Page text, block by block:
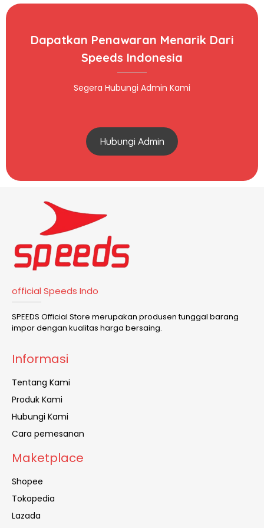
Dapatkan Penawaran Menarik Dari
Speeds Indonesia
Segera Hubungi Admin Kami
Hubungi Admin
official Speeds Indo
SPEEDS Official Store merupakan produsen tunggal barang
impor dengan kualitas harga bersaing.
Informasi
Tentang Kami
Produk Kami
Hubungi Kami
Cara pemesanan
Maketplace
Shopee
Tokopedia
Lazada